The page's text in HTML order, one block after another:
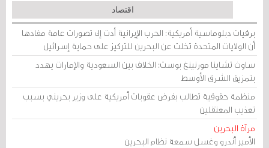
اقتصاد
برقيات دبلوماسية أمريكية: الحرب الإيرانية أدت إلى تصورات عامة مفادها
أن الولايات المتحدة تخلت عن البحرين للتركيز على حماية إسرائيل
ساوث تشاينا مورنينغ بوست: الخلاف بين السعودية والإمارات يهدد
بتمزيق الشرق الأوسط
منظمة حقوقية تطالب بفرض عقوبات أمريكية على وزير بحريني بسبب
تعذيب المعتقلين
مرآة البحرين
الأمير أندرو وغسل سمعة نظام البحرين